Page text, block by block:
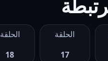
الحلقة
17
الحلقة
18